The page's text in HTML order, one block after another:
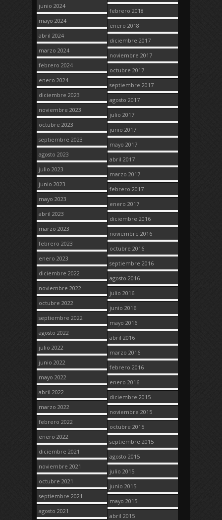
junio 2024
mayo 2024
abril 2024
marzo 2024
febrero 2024
enero 2024
diciembre 2023
noviembre 2023
octubre 2023
septiembre 2023
agosto 2023
julio 2023
junio 2023
mayo 2023
abril 2023
marzo 2023
febrero 2023
enero 2023
diciembre 2022
noviembre 2022
octubre 2022
septiembre 2022
agosto 2022
julio 2022
junio 2022
mayo 2022
abril 2022
marzo 2022
febrero 2022
enero 2022
diciembre 2021
noviembre 2021
octubre 2021
septiembre 2021
agosto 2021
febrero 2018
enero 2018
diciembre 2017
noviembre 2017
octubre 2017
septiembre 2017
agosto 2017
julio 2017
junio 2017
mayo 2017
abril 2017
marzo 2017
febrero 2017
enero 2017
diciembre 2016
noviembre 2016
octubre 2016
septiembre 2016
agosto 2016
julio 2016
junio 2016
mayo 2016
abril 2016
marzo 2016
febrero 2016
enero 2016
diciembre 2015
noviembre 2015
octubre 2015
septiembre 2015
agosto 2015
julio 2015
junio 2015
mayo 2015
abril 2015